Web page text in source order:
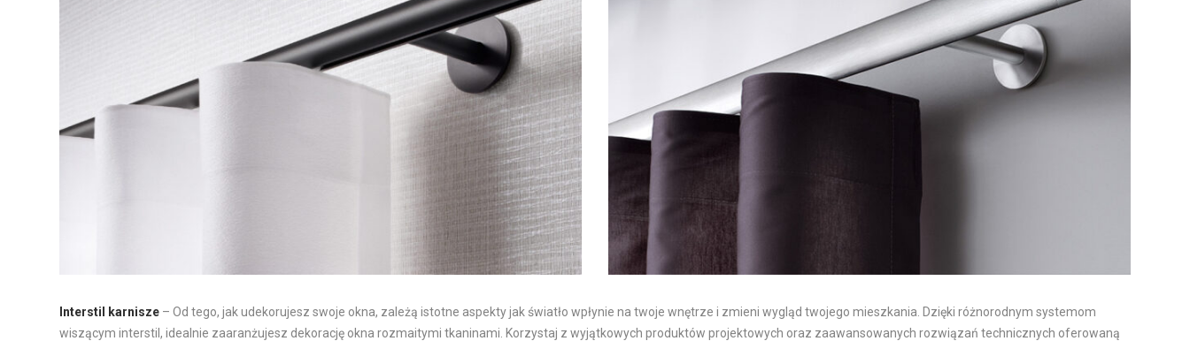
Interstil karnisze – Od tego, jak udekorujesz swoje okna, zależą istotne aspekty jak światło wpłynie na twoje wnętrze i zmieni wygląd twojego mieszkania. Dzięki różnorodnym systemom
wiszącym interstil, idealnie zaaranżujesz dekorację okna rozmaitymi tkaninami. Korzystaj z wyjątkowych produktów projektowych oraz zaawansowanych rozwiązań technicznych oferowaną